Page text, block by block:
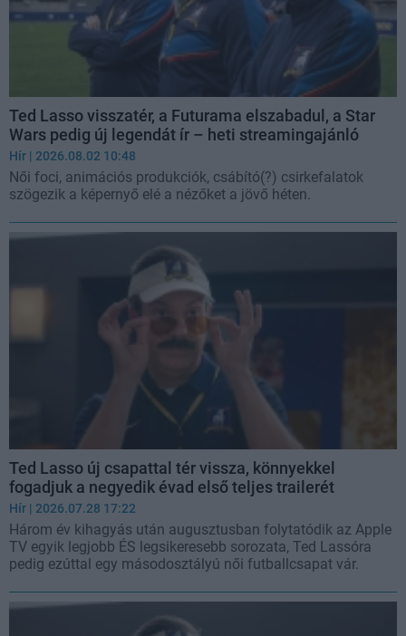
Ted Lasso visszatér, a Futurama elszabadul, a Star
Wars pedig új legendát ír – heti streamingajánló
Hír | 2026.08.02 10:48
Női foci, animációs produkciók, csábító(?) csirkefalatok
szögezik a képernyő elé a nézőket a jövő héten.
Ted Lasso új csapattal tér vissza, könnyekkel
fogadjuk a negyedik évad első teljes trailerét
Hír | 2026.07.28 17:22
Három év kihagyás után augusztusban folytatódik az Apple
TV egyik legjobb ÉS legsikeresebb sorozata, Ted Lassóra
pedig ezúttal egy másodosztályú női futballcsapat vár.